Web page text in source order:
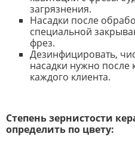
загрязнения.
Насадки после
специальной
фрез.
Дезинфицировать,
насадки нужно
каждого клиента.
Степень зернистости
определить по цвету: